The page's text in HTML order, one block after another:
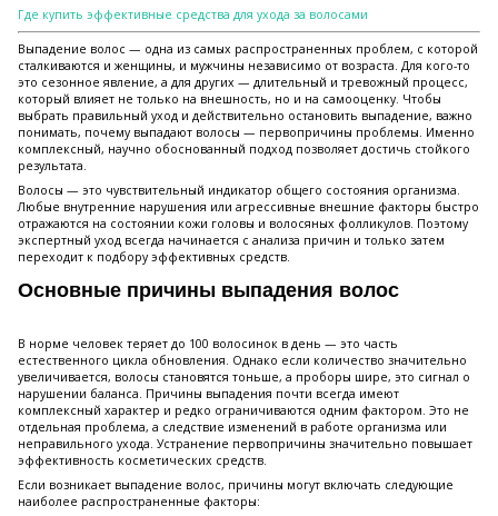
Где купить эффективные средства для ухода за волосами
Выпадение волос — одна из самых распространенных проблем, с которой
сталкиваются и женщины, и мужчины независимо от возраста. Для кого-то
это сезонное явление, а для других — длительный и тревожный процесс,
который влияет не только на внешность, но и на самооценку. Чтобы
выбрать правильный уход и действительно остановить выпадение, важно
понимать, почему выпадают волосы — первопричины проблемы. Именно
комплексный, научно обоснованный подход позволяет достичь стойкого
результата.
Волосы — это чувствительный индикатор общего состояния организма.
Любые внутренние нарушения или агрессивные внешние факторы быстро
отражаются на состоянии кожи головы и волосяных фолликулов. Поэтому
экспертный уход всегда начинается с анализа причин и только затем
переходит к подбору эффективных средств.
Основные причины выпадения волос
В норме человек теряет до 100 волосинок в день — это часть
естественного цикла обновления. Однако если количество значительно
увеличивается, волосы становятся тоньше, а проборы шире, это сигнал о
нарушении баланса. Причины выпадения почти всегда имеют
комплексный характер и редко ограничиваются одним фактором. Это не
отдельная проблема, а следствие изменений в работе организма или
неправильного ухода. Устранение первопричины значительно повышает
эффективность косметических средств.
Если возникает выпадение волос, причины могут включать следующие
наиболее распространенные факторы: